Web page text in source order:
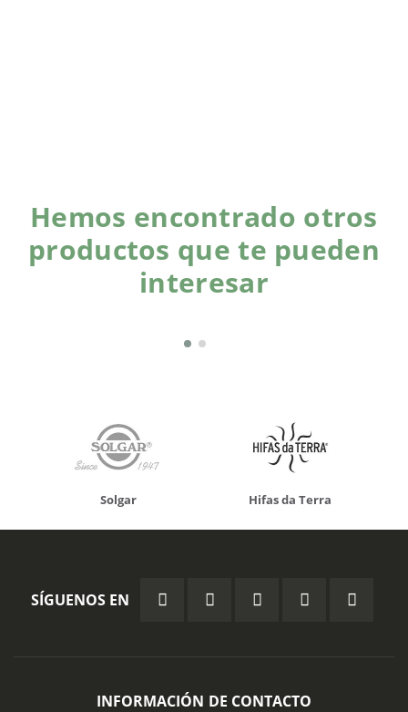
Hemos encontrado otros
productos que te pueden
interesar
Solgar Hifas da Terra
SÍGUENOS EN
INFORMACIÓN DE CONTACTO